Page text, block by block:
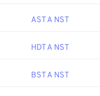
AST A NST
HDT A NST
BST A NST